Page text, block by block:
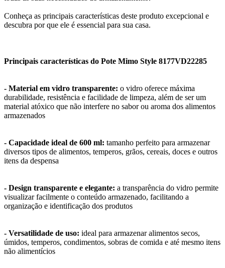
Conheça as principais características deste produto excepcional e
descubra por que ele é essencial para sua casa.
Principais características do Pote Mimo Style 8177VD22285
- Material em vidro transparente: o vidro oferece máxima
durabilidade, resistência e facilidade de limpeza, além de ser um
material atóxico que não interfere no sabor ou aroma dos alimentos
armazenados
- Capacidade ideal de 600 ml: tamanho perfeito para armazenar
diversos tipos de alimentos, temperos, grãos, cereais, doces e outros
itens da despensa
- Design transparente e elegante: a transparência do vidro permite
visualizar facilmente o conteúdo armazenado, facilitando a
organização e identificação dos produtos
- Versatilidade de uso: ideal para armazenar alimentos secos,
úmidos, temperos, condimentos, sobras de comida e até mesmo itens
não alimentícios